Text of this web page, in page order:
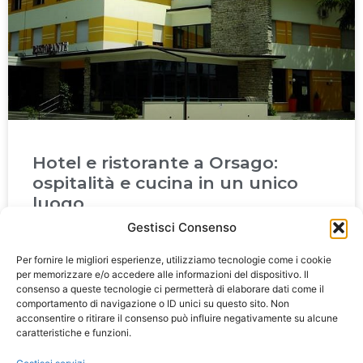
Gestisci Consenso
Per fornire le migliori esperienze, utilizziamo tecnologie come i cookie
per memorizzare e/o accedere alle informazioni del dispositivo. Il
consenso a queste tecnologie ci permetterà di elaborare dati come il
comportamento di navigazione o ID unici su questo sito. Non
acconsentire o ritirare il consenso può influire negativamente su alcune
caratteristiche e funzioni.
Hotel e ristorante a Orsago:
ospitalità e cucina in un unico
luogo
struttura comoda, accogliente e ben collegata,
LEGGI TUTTO »